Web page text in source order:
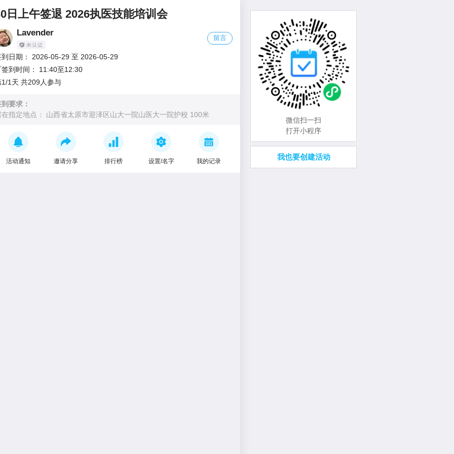
日上午签退 2026执医技能培训会
Lavender
留言
日期： 2026-05-29 至 2026-05-29
到时间： 11:40至12:30
1/1天 共209人参与
要求：
指定地点： 山西省太原市迎泽区山大一院山医大一院护校 100米
活动通知 邀请分享 排行榜 设置/名字 我的记录
微信扫一扫
打开小程序
我也要创建活动